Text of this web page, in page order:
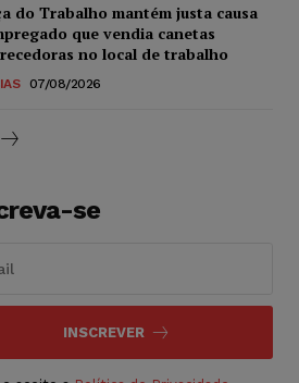
do Trabalho mantém justa causa
que vendia canetas
no local de trabalho
07/08/2026
se
INSCREVER